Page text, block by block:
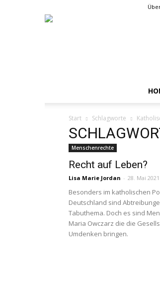
Start Schlagworte
Menschenrechte
Recht auf Leben?
Lisa Marie Jordan - 28. Mai 2021
Besonders im katholischen
Deutschland sind
Tabuthema. Doch es sind
Maria Owczarz die die
Umdenken bringen.